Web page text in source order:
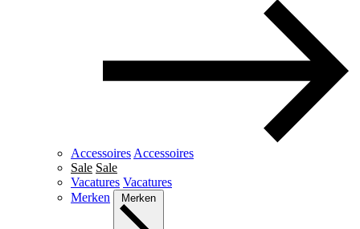
Accessoires Accessoires
Sale Sale
Vacatures Vacatures
Merken
Merken